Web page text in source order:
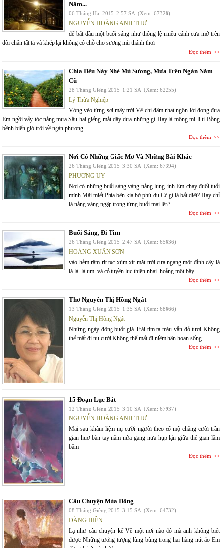
Năm...
06 Tháng Hai 2015 2:57 SA (Xem: 67328)
NGUYỄN HOÀNG ANH THƯ
để bắt đầu một buổi sáng như thông lệ nhiều cánh cửa mở trên
đôi chân tất tả và khép lại không có chỗ cho sương mù thảnh thơi
Đọc thêm
Chia Đều Này Nhé Mù Sương, Mưa Trên Ngàn Năm
Cũ
28 Tháng Giêng 2015 1:21 SA (Xem: 62255)
Lý Thừa Nghiệp
Vòng vèo từng sợi mây trời Vẽ chi đậm nhạt ngôn lời đong đưa
Em ngồi vẫy tóc nắng mưa Sầu hai giếng mắt dây dưa những gì Hay là mộng mị li ti Bồng
bềnh biển gió trôi về ngàn phương.
Đọc thêm
Nơi Có Những Giấc Mơ Và Những Bài Khác
26 Tháng Giêng 2015 3:30 SA (Xem: 67394)
PHƯƠNG UY
Nơi có những buổi sáng vàng nắng lung linh Em chạy đuổi tuổi
mình Mãi miết Phía bên kia bờ phù du Có gì là bất diệt? Hay chỉ
là nắng vàng ngập trong từng buổi mai lên?
Đọc thêm
Buổi Sáng, Đi Tìm
26 Tháng Giêng 2015 2:47 SA (Xem: 65636)
HOÀNG XUÂN SƠN
vào hẻm rậm rịt tóc xúm xít mặt trời cưa ngang một đỉnh cây lá
lá lá. lá um. và cỏ tuyền lục thiên nhai. hoẵng một bầy
Đọc thêm
Thơ Nguyễn Thị Hồng Ngát
13 Tháng Giêng 2015 1:35 SA (Xem: 68666)
Nguyễn Thị Hồng Ngát
Những ngày đông buốt giá Trái tim ta máu vẫn đỏ tươi Không
thể mất đi nụ cười Không thể mất đi niềm hân hoan sống
Đọc thêm
15 Đoạn Lục Bát
12 Tháng Giêng 2015 3:10 SA (Xem: 67937)
NGUYỄN HOÀNG ANH THƯ
Mai sau khâm liệm nụ cười người theo cổ mộ chẳng cười trần
gian huơ bàn tay nắm nửa gang nửa hụp lặn giữa thế gian lầm
bầm
Đọc thêm
Câu Chuyện Mùa Đông
08 Tháng Giêng 2015 3:15 SA (Xem: 64732)
ĐẶNG HIỀN
Lạ như câu chuyện kể Về một nơi nào đó mà anh không biết
được Những tưởng tượng lùng bùng trong hai hàng nút áo Em